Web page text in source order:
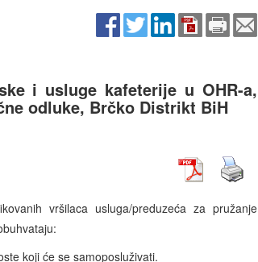
i usluge kafeterije u OHR-a,
odluke, Brčko Distrikt BiH
vršilaca usluga/preduzeća za pružanje
koji će se samoposluživati.